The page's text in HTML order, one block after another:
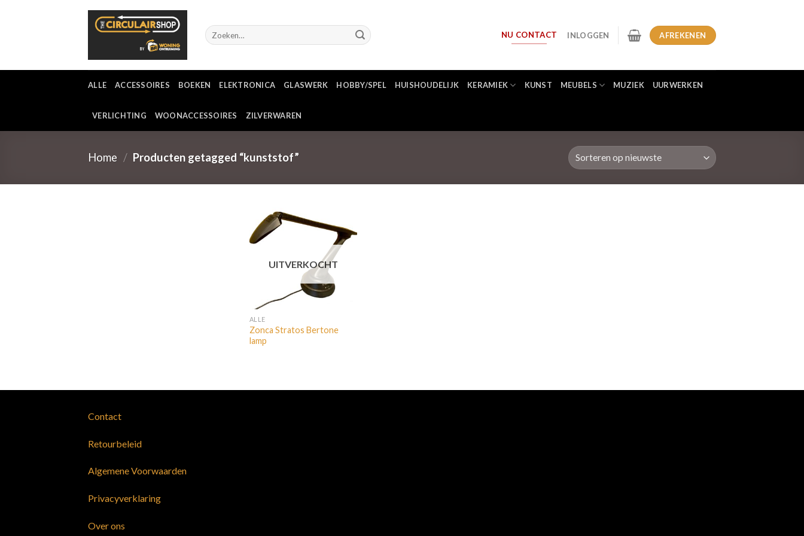
Zoeken
naar:
NU CONTACT INLOGGEN AFREKENEN
ALLE ACCESSOIRES BOEKEN ELEKTRONICA GLASWERK HOBBY/SPEL HUISHOUDELIJK KERAMIEK KUNST MEUBELS MUZIEK UURWERKEN
VERLICHTING WOONACCESSOIRES ZILVERWAREN
Home / Producten getagged “kunststof”
UITVERKOCHT
ALLE
Zonca Stratos Bertone
lamp
Contact
Retourbeleid
Algemene Voorwaarden
Privacyverklaring
Over ons